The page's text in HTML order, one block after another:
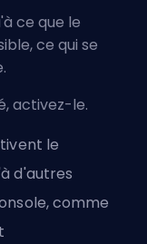
ce que le
ce qui se
activez-le.
le
d'autres
comme